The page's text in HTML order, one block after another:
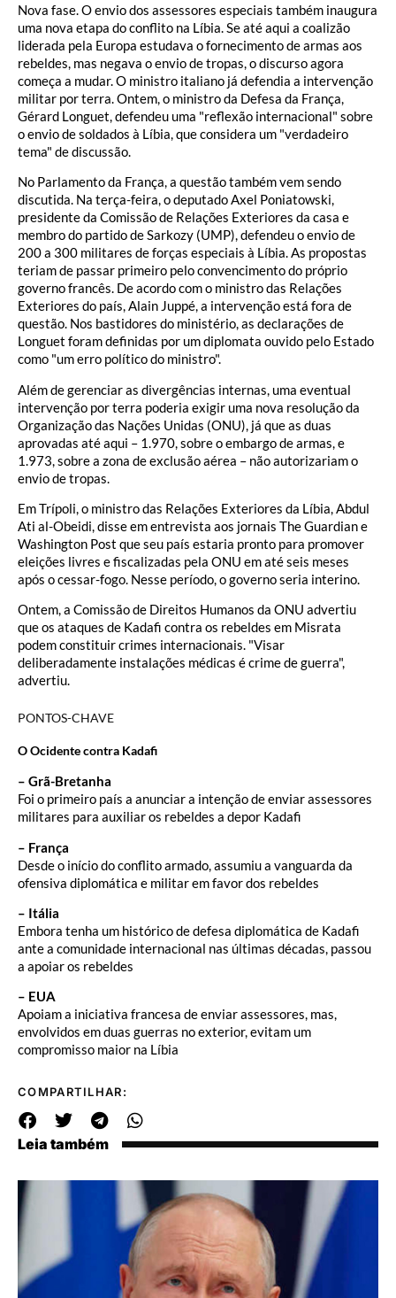
Nova fase. O envio dos assessores especiais também inaugura
uma nova etapa do conflito na Líbia. Se até aqui a coalizão
liderada pela Europa estudava o fornecimento de armas aos
rebeldes, mas negava o envio de tropas, o discurso agora
começa a mudar. O ministro italiano já defendia a intervenção
militar por terra. Ontem, o ministro da Defesa da França,
Gérard Longuet, defendeu uma "reflexão internacional" sobre
o envio de soldados à Líbia, que considera um "verdadeiro
tema" de discussão.
No Parlamento da França, a questão também vem sendo
discutida. Na terça-feira, o deputado Axel Poniatowski,
presidente da Comissão de Relações Exteriores da casa e
membro do partido de Sarkozy (UMP), defendeu o envio de
200 a 300 militares de forças especiais à Líbia. As propostas
teriam de passar primeiro pelo convencimento do próprio
governo francês. De acordo com o ministro das Relações
Exteriores do país, Alain Juppé, a intervenção está fora de
questão. Nos bastidores do ministério, as declarações de
Longuet foram definidas por um diplomata ouvido pelo Estado
como "um erro político do ministro".
Além de gerenciar as divergências internas, uma eventual
intervenção por terra poderia exigir uma nova resolução da
Organização das Nações Unidas (ONU), já que as duas
aprovadas até aqui – 1.970, sobre o embargo de armas, e
1.973, sobre a zona de exclusão aérea – não autorizariam o
envio de tropas.
Em Trípoli, o ministro das Relações Exteriores da Líbia, Abdul
Ati al-Obeidi, disse em entrevista aos jornais The Guardian e
Washington Post que seu país estaria pronto para promover
eleições livres e fiscalizadas pela ONU em até seis meses
após o cessar-fogo. Nesse período, o governo seria interino.
Ontem, a Comissão de Direitos Humanos da ONU advertiu
que os ataques de Kadafi contra os rebeldes em Misrata
podem constituir crimes internacionais. "Visar
deliberadamente instalações médicas é crime de guerra",
advertiu.
PONTOS-CHAVE
O Ocidente contra Kadafi
– Grã-Bretanha
Foi o primeiro país a anunciar a intenção de enviar assessores
militares para auxiliar os rebeldes a depor Kadafi
– França
Desde o início do conflito armado, assumiu a vanguarda da
ofensiva diplomática e militar em favor dos rebeldes
– Itália
Embora tenha um histórico de defesa diplomática de Kadafi
ante a comunidade internacional nas últimas décadas, passou
a apoiar os rebeldes
– EUA
Apoiam a iniciativa francesa de enviar assessores, mas,
envolvidos em duas guerras no exterior, evitam um
compromisso maior na Líbia
COMPARTILHAR:
Leia também